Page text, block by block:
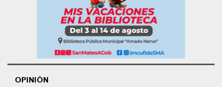
OPINIÓN